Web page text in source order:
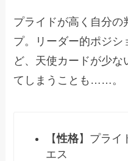
プライドが高く自分の
プ。リーダー的ポジ
ど、天使カードが少
てしまうことも……。
【性格】プライ
エス